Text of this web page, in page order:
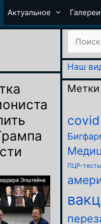
Актуальное Галереи
Наш
Метки
covid
ПЦР-тесты